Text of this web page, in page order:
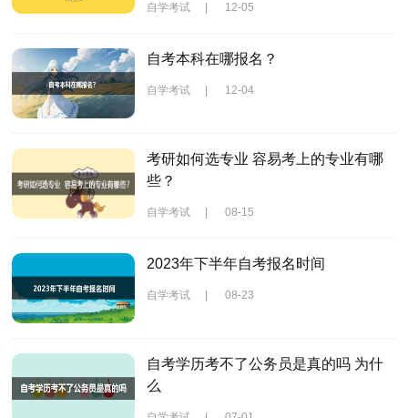
自学考试 12-05
自考本科在哪报名？
自学考试 12-04
考研如何选专业 容易考上的专业有哪
些？
自学考试 08-15
2023年下半年自考报名时间
自学考试 08-23
自考学历考不了公务员是真的吗 为什
么